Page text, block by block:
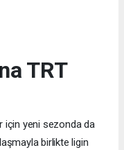
TRT
için yeni sezonda da
birlikte ligin